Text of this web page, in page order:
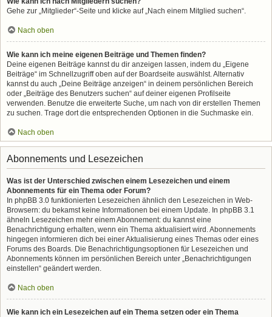
Gehe zur „Mitglieder“-Seite und klicke auf „Nach einem Mitglied suchen“.
Nach oben
Wie kann ich meine eigenen Beiträge und Themen finden?
Deine eigenen Beiträge kannst du dir anzeigen lassen, indem du „Eigene
Beiträge“ im Schnellzugriff oben auf der Boardseite auswählst. Alternativ
kannst du auch „Deine Beiträge anzeigen“ in deinem persönlichen Bereich
oder „Beiträge des Benutzers suchen“ auf deiner eigenen Profilseite
verwenden. Benutze die erweiterte Suche, um nach von dir erstellen Themen
zu suchen. Trage dort die entsprechenden Optionen in die Suchmaske ein.
Nach oben
Abonnements und Lesezeichen
Was ist der Unterschied zwischen einem Lesezeichen und einem
Abonnements für ein Thema oder Forum?
In phpBB 3.0 funktionierten Lesezeichen ähnlich den Lesezeichen in Web-
Browsern: du bekamst keine Informationen bei einem Update. In phpBB 3.1
ähneln Lesezeichen mehr einem Abonnement: du kannst eine
Benachrichtigung erhalten, wenn ein Thema aktualisiert wird. Abonnements
hingegen informieren dich bei einer Aktualisierung eines Themas oder eines
Forums des Boards. Die Benachrichtigungsoptionen für Lesezeichen und
Abonnements können im persönlichen Bereich unter „Benachrichtigungen
einstellen“ geändert werden.
Nach oben
Wie kann ich ein Lesezeichen auf ein Thema setzen oder ein Thema